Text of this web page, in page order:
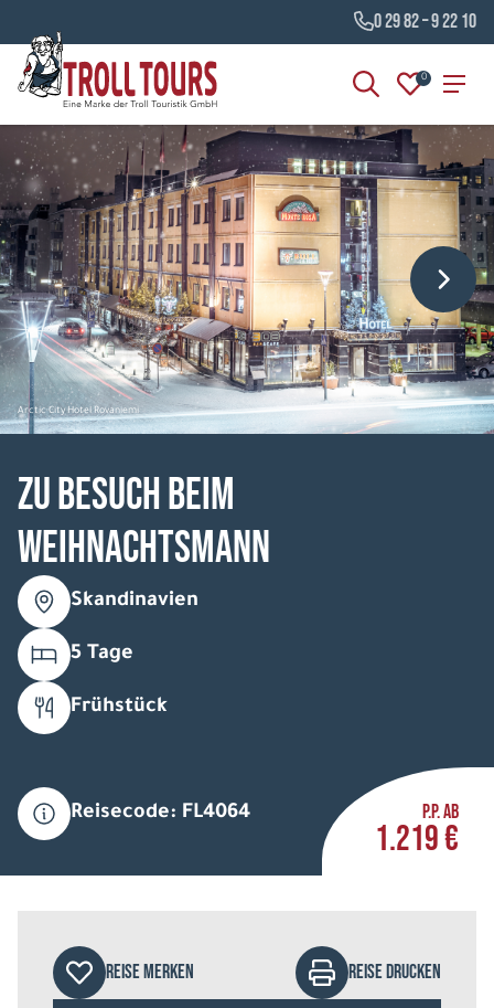
0 29 82 – 9 22 10
0
Arctic City Hotel Rovaniemi
Zu Besuch beim
Weihnachtsmann
Skandinavien
5 Tage
Frühstück
Reisecode: FL4064 P.P. AB
1.219 €
REISE MERKEN REISE DRUCKEN